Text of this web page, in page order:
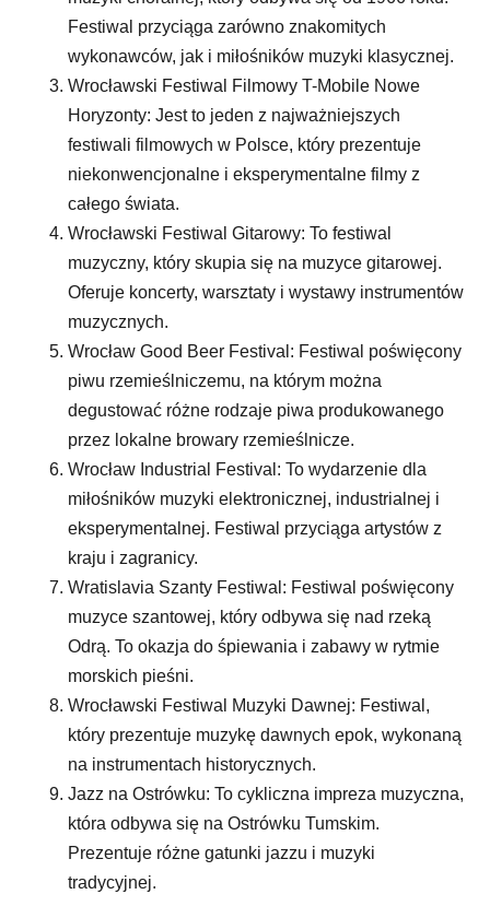
Festiwal przyciąga zarówno znakomitych
wykonawców, jak i miłośników muzyki klasycznej.
Wrocławski Festiwal Filmowy T-Mobile Nowe
Horyzonty: Jest to jeden z najważniejszych
festiwali filmowych w Polsce, który prezentuje
niekonwencjonalne i eksperymentalne filmy z
całego świata.
Wrocławski Festiwal Gitarowy: To festiwal
muzyczny, który skupia się na muzyce gitarowej.
Oferuje koncerty, warsztaty i wystawy instrumentów
muzycznych.
Wrocław Good Beer Festival: Festiwal poświęcony
piwu rzemieślniczemu, na którym można
degustować różne rodzaje piwa produkowanego
przez lokalne browary rzemieślnicze.
Wrocław Industrial Festival: To wydarzenie dla
miłośników muzyki elektronicznej, industrialnej i
eksperymentalnej. Festiwal przyciąga artystów z
kraju i zagranicy.
Wratislavia Szanty Festiwal: Festiwal poświęcony
muzyce szantowej, który odbywa się nad rzeką
Odrą. To okazja do śpiewania i zabawy w rytmie
morskich pieśni.
Wrocławski Festiwal Muzyki Dawnej: Festiwal,
który prezentuje muzykę dawnych epok, wykonaną
na instrumentach historycznych.
Jazz na Ostrówku: To cykliczna impreza muzyczna,
która odbywa się na Ostrówku Tumskim.
Prezentuje różne gatunki jazzu i muzyki
tradycyjnej.